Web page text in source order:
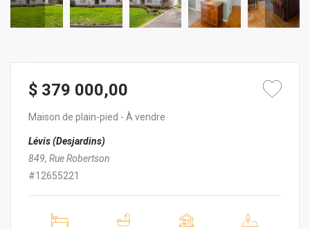
$ 379 000,00
Maison de plain-pied - À vendre
Lévis (Desjardins)
849, Rue Robertson
#12655221